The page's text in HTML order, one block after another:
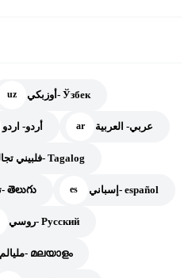
uz أوزبكي- Ўзбек
أردو- اردو ar عربي- العربية
فلبيني تجالوج- Tagalog
تلغو- తెలుగు es إسباني- español
روسي- Русский
مليالم- മലയാളം